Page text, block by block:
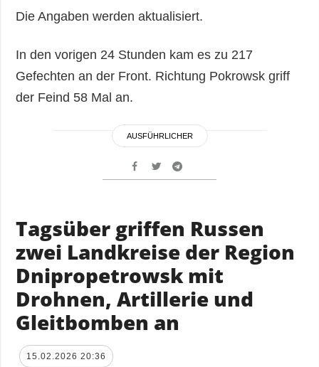
Die Angaben werden aktualisiert.
In den vorigen 24 Stunden kam es zu 217
Gefechten an der Front. Richtung Pokrowsk griff
der Feind 58 Mal an.
AUSFÜHRLICHER
Tagsüber griffen Russen
zwei Landkreise der Region
Dnipropetrowsk mit
Drohnen, Artillerie und
Gleitbomben an
15.02.2026 20:36